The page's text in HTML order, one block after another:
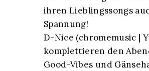
ihren Lieblingssongs
Spannung!
D-Nice (chromemusic |
komplettieren den
Good-Vibes und